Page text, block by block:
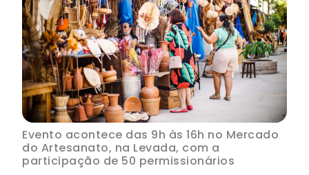
Evento acontece das 9h às 16h no Mercado
do Artesanato, na Levada, com a
participação de 50 permissionários